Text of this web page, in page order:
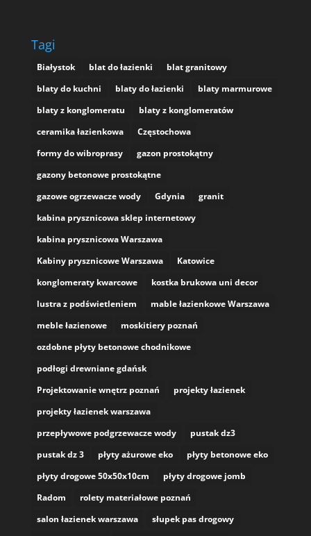
Tagi
Białystok blat do łazienki
blat granitowy
blaty do kuchni
blaty do łazienki
blaty marmurowe
blaty z konglomeratu
blaty z konglomeratów
ceramika łazienkowa
Częstochowa
formy do wibroprasy
gazon prostokątny
gazony betonowe prostokątne
gazowe ogrzewacze wody
Gdynia
granit
kabina prysznicowa sklep internetowy
kabina prysznicowa Warszawa
Kabiny prysznicowe Warszawa
Katowice
konglomeraty kwarcowe
kostka brukowa uni decor
lustra z podświetleniem
mable łazienkowe Warszawa
meble łazienowe
moskitiery poznań
ozdobne płyty betonowe chodnikowe
podłogi drewniane gdańsk
Projektowanie wnętrz poznań
projekty łazienek
projekty łazienek warszawa
przepływowe podgrzewacze wody
pustak dz3
pustak dz 3
płyty ażurowe eko
płyty betonowe eko
płyty drogowe 50x50x10cm
płyty drogowe jomb
Radom
rolety materiałowe poznań
salon łazienek warszawa
słupek pas drogowy